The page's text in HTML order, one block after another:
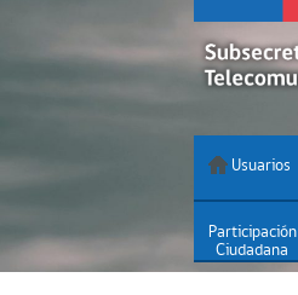
Usuarios
Participación
Ciudadana